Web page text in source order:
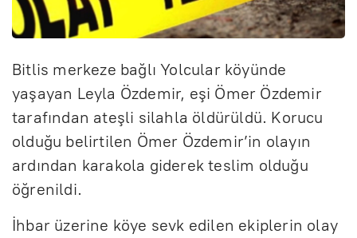
Bitlis merkeze bağlı Yolcular köyünde
yaşayan Leyla Özdemir, eşi Ömer Özdemir
tarafından ateşli silahla öldürüldü. Korucu
olduğu belirtilen Ömer Özdemir’in olayın
ardından karakola giderek teslim olduğu
öğrenildi.
İhbar üzerine köye sevk edilen ekiplerin olay